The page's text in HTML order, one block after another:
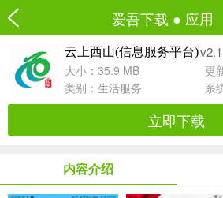
爱吾下载 ● 应用
云上西山(信息服务平台)
大小：35.9 MB
更
类别： 生活服务 系
立即下载
内容介绍